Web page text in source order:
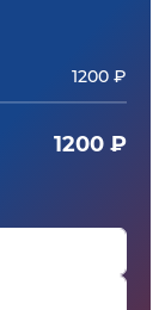
1200 ₽
1200 ₽